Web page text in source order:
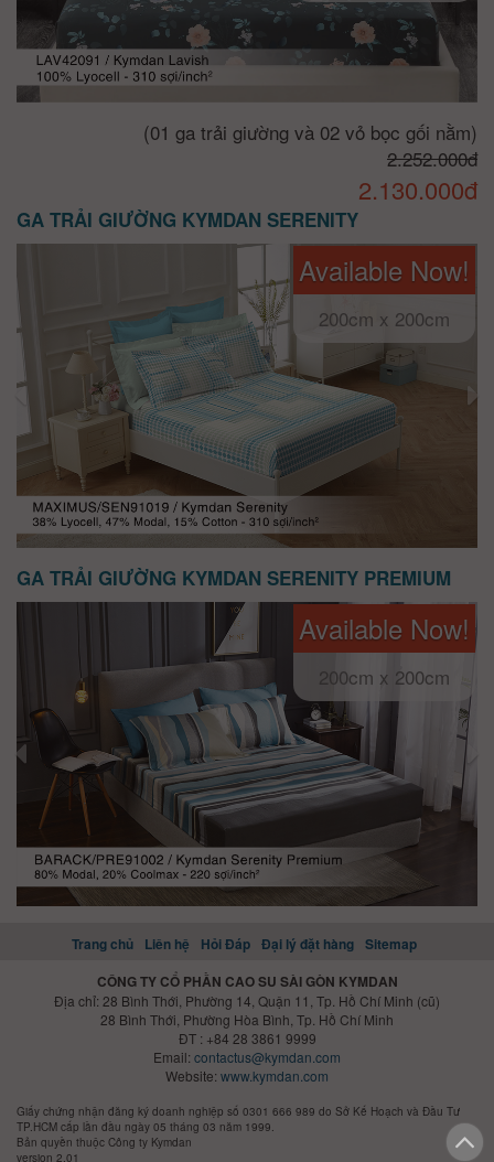
(01 ga trải giường và 02 vỏ bọc gối nằm)
2.252.000đ
2.130.000đ
GA TRẢI GIƯỜNG KYMDAN SERENITY
Available Now!
200cm x 200cm
GA TRẢI GIƯỜNG KYMDAN SERENITY PREMIUM
Available Now!
200cm x 200cm
Trang chủ Liên hệ Hỏi Đáp Đại lý đặt hàng Sitemap
CÔNG TY CỔ PHẦN CAO SU SÀI GÒN KYMDAN
Địa chỉ: 28 Bình Thới, Phường 14, Quận 11, Tp. Hồ Chí Minh (cũ)
28 Bình Thới, Phường Hòa Bình, Tp. Hồ Chí Minh
ĐT : +84 28 3861 9999
Email: contactus@kymdan.com
Website: www.kymdan.com
Giấy chứng nhận đăng ký doanh nghiệp số 0301 666 989 do Sở Kế Hoạch và Đầu Tư
TP.HCM cấp lần đầu ngày 05 tháng 03 năm 1999.
Bản quyền thuộc Công ty Kymdan
version 2.01